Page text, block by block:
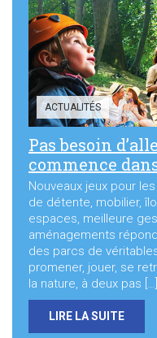
Sortir à Ste
ACTUALITÉS
Pas besoin
commence
Nouveaux jeux pour
de détente, mobilier,
espaces, meilleure
aménagements
des parcs de
promener, jouer, se
la nature, à deux pas […]
LIRE LA SUITE